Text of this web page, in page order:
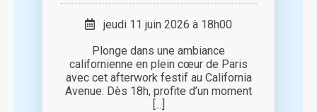
jeudi 11 juin 2026 à 18h00
Plonge dans une ambiance
californienne en plein cœur de Paris
avec cet afterwork festif au California
Avenue. Dès 18h, profite d’un moment
[...]